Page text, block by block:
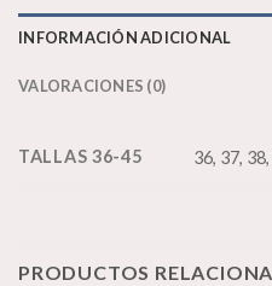
INFORMACIÓN ADICIONAL
VALORACIONES (0)
TALLAS 36-45 36, 37,
PRODUCTOS